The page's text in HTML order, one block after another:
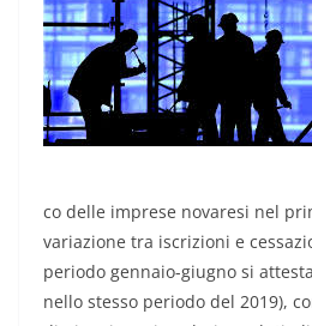
co delle imprese novaresi nel
variazione tra iscrizioni e
periodo gennaio-giugno si
nello stesso periodo del 2019),